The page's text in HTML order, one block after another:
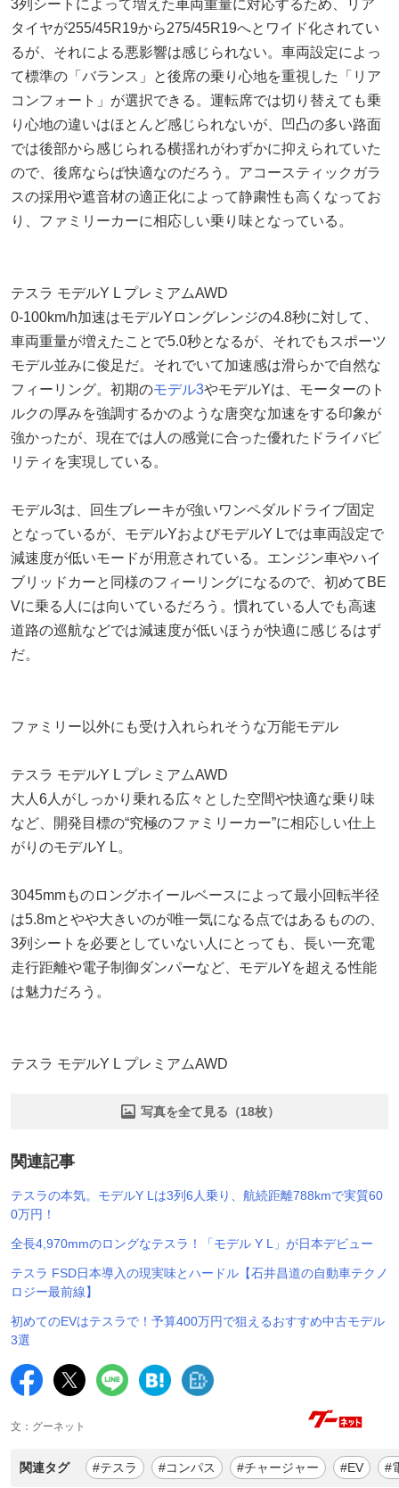
3列シートによって増えた車両重量に対応するため、リア
タイヤが255/45R19から275/45R19へとワイド化されてい
るが、それによる悪影響は感じられない。車両設定によっ
て標準の「バランス」と後席の乗り心地を重視した「リア
コンフォート」が選択できる。運転席では切り替えても乗
り心地の違いはほとんど感じられないが、凹凸の多い路面
では後部から感じられる横揺れがわずかに抑えられていた
ので、後席ならば快適なのだろう。アコースティックガラ
スの採用や遮音材の適正化によって静粛性も高くなってお
り、ファミリーカーに相応しい乗り味となっている。
テスラ モデルY L プレミアムAWD
0-100km/h加速はモデルYロングレンジの4.8秒に対して、
車両重量が増えたことで5.0秒となるが、それでもスポーツ
モデル並みに俊足だ。それでいて加速感は滑らかで自然な
フィーリング。初期のモデル3やモデルYは、モーターのト
ルクの厚みを強調するかのような唐突な加速をする印象が
強かったが、現在では人の感覚に合った優れたドライバビ
リティを実現している。
モデル3は、回生ブレーキが強いワンペダルドライブ固定
となっているが、モデルYおよびモデルY Lでは車両設定で
減速度が低いモードが用意されている。エンジン車やハイ
ブリッドカーと同様のフィーリングになるので、初めてBE
Vに乗る人には向いているだろう。慣れている人でも高速
道路の巡航などでは減速度が低いほうが快適に感じるはず
だ。
ファミリー以外にも受け入れられそうな万能モデル
テスラ モデルY L プレミアムAWD
大人6人がしっかり乗れる広々とした空間や快適な乗り味
など、開発目標の“究極のファミリーカー”に相応しい仕上
がりのモデルY L。
3045mmものロングホイールベースによって最小回転半径
は5.8mとやや大きいのが唯一気になる点ではあるものの、
3列シートを必要としていない人にとっても、長い一充電
走行距離や電子制御ダンパーなど、モデルYを超える性能
は魅力だろう。
テスラ モデルY L プレミアムAWD
写真を全て見る（18枚）
関連記事
テスラの本気。モデルY Lは3列6人乗り、航続距離788kmで実質60
0万円！
全長4,970mmのロングなテスラ！「モデル Y L」が日本デビュー
テスラ FSD日本導入の現実味とハードル【石井昌道の自動車テクノ
ロジー最前線】
初めてのEVはテスラで！予算400万円で狙えるおすすめ中古モデル
3選
文：グーネット
関連タグ #テスラ #コンパス #チャージャー #EV #